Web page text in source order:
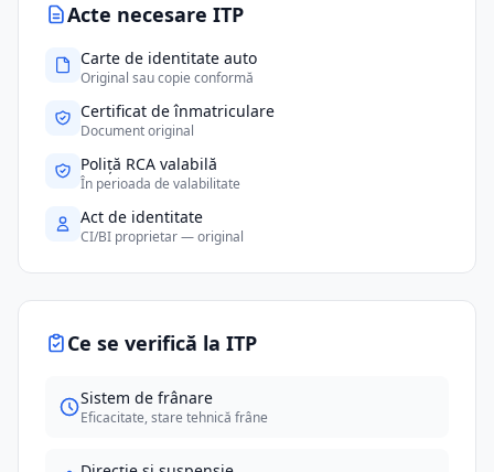
Acte necesare ITP
Carte de identitate auto
Original sau copie conformă
Certificat de înmatriculare
Document original
Poliță RCA valabilă
În perioada de valabilitate
Act de identitate
CI/BI proprietar — original
Ce se verifică la ITP
Sistem de frânare
Eficacitate, stare tehnică frâne